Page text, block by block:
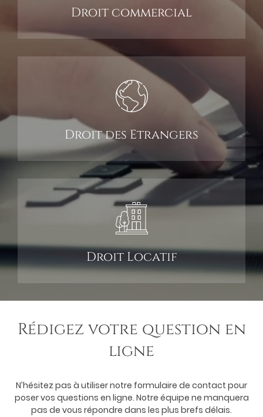
Droit commercial
Droit des Etrangers
Droit Locatif
Rédigez votre question en
ligne
N’hésitez pas à utiliser notre formulaire de contact pour
poser vos questions en ligne. Notre équipe ne manquera
pas de vous répondre dans les plus brefs délais.